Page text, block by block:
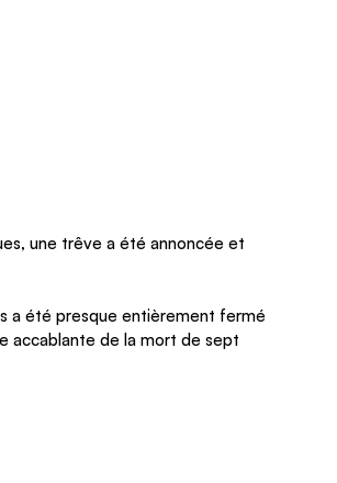
une trêve a été annoncée et
a été presque entièrement fermé
accablante de la mort de sept